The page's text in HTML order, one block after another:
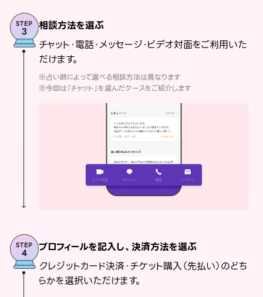
相談方法を選ぶ
チャット・電話・メッセージ・ビデオ対面をご利用いた
だけます。
※占い師によって選べる相談方法は異なります
※今回は「チャット」を選んだケースをご紹介します
プロフィールを記入し、決済方法を選ぶ
クレジットカード決済・チケット購入（先払い）のどち
らかを選択いただけます。